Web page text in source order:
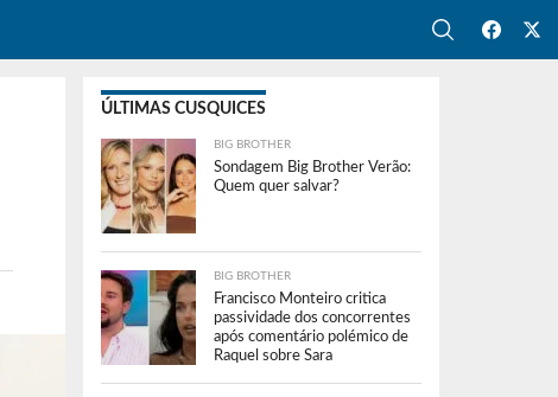
ÚLTIMAS CUSQUICES
BIG BROTHER
Sondagem Big Brother Verão:
Quem quer salvar?
BIG BROTHER
Francisco Monteiro critica
passividade dos concorrentes
após comentário polémico de
Raquel sobre Sara